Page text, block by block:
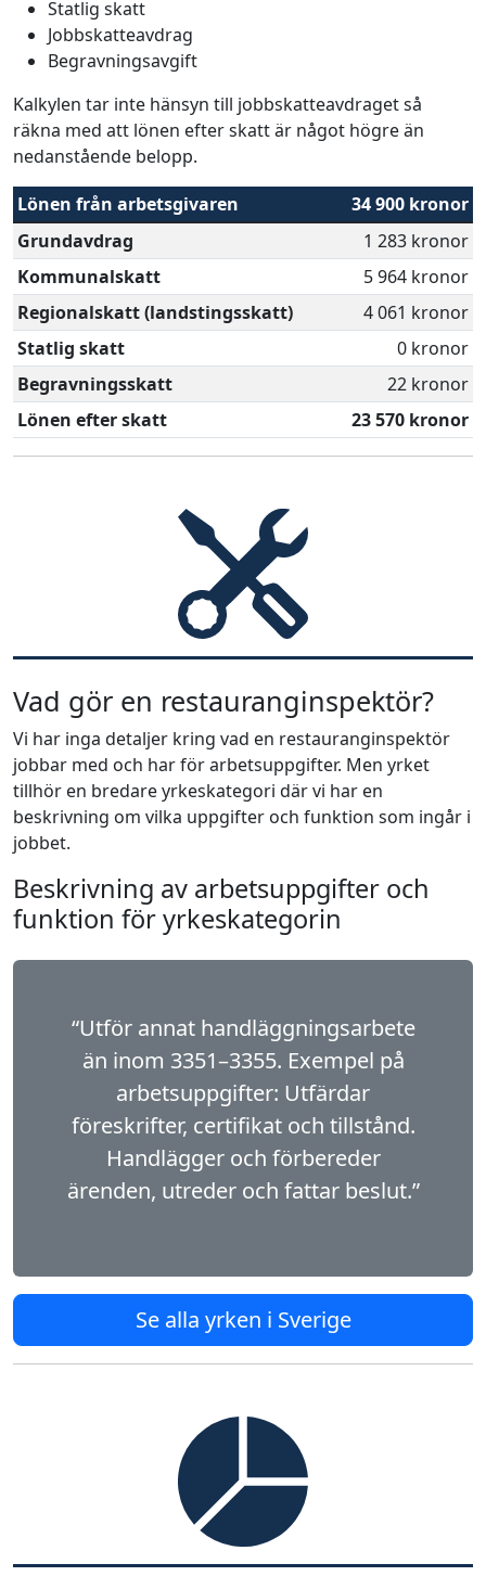
Statlig skatt
Jobbskatteavdrag
Begravningsavgift
Kalkylen tar inte hänsyn till jobbskatteavdraget så
räkna med att lönen efter skatt är något högre än
nedanstående belopp.
Lönen från arbetsgivaren
34 900 kronor
Grundavdrag
1 283 kronor
Kommunalskatt
5 964 kronor
Regionalskatt (landstingsskatt)
4 061 kronor
Statlig skatt
0 kronor
Begravningsskatt
22 kronor
Lönen efter skatt
23 570 kronor
Vad gör en restauranginspektör?
Vi har inga detaljer kring vad en restauranginspektör
jobbar med och har för arbetsuppgifter. Men yrket
tillhör en bredare yrkeskategori där vi har en
beskrivning om vilka uppgifter och funktion som ingår i
jobbet.
Beskrivning av arbetsuppgifter och
funktion för yrkeskategorin
“Utför annat handläggningsarbete
än inom 3351–3355. Exempel på
arbetsuppgifter: Utfärdar
föreskrifter, certifikat och tillstånd.
Handlägger och förbereder
ärenden, utreder och fattar beslut.”
Se alla yrken i Sverige